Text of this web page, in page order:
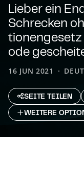
Lieber ein
Schrecken
ode
16 JUN 2021
SEITE TEILEN
WEITERE